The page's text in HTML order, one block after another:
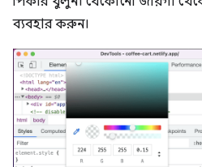
ব্যবহার করুন।